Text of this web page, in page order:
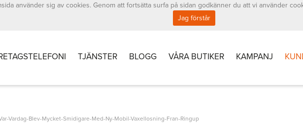
TJÄNSTER BLOGG VÅRA BUTIKER KAMPANJ
Vardag-Blev-Mycket-Smidigare-Med-Ny-Mobil-Vaxellosning-Fran-Ringup
använder sig av cookies. Genom att fortsätta surfa på sidan godkänner du att vi använder
Jag förstår